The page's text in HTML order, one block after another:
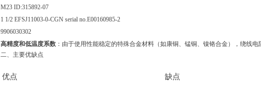
M23 ID:315892-07
1 1/2 EFSJ11003-0-CGN serial no.E00160985-2
9906030302
高精度和低温度系数 ：由于使用性能稳定的特殊合金材料（如康铜、锰铜、镍铬合金），绕线
二、主要优缺点
优点 缺点